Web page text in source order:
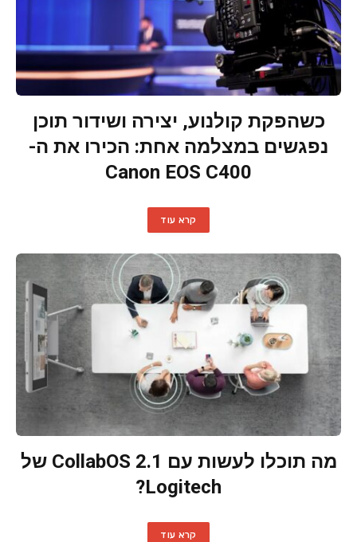
כשהפקת קולנוע, יצירה ושידור תוכן
נפגשים במצלמה אחת: הכירו את ה-
Canon EOS C400
קרא עוד
מה תוכלו לעשות עם CollabOS 2.1 של
Logitech?
קרא עוד